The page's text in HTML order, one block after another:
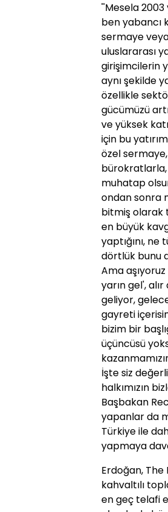
''Mesela 2003
ben yabancı
sermaye veya
uluslararası
girişimcilerin
aynı şekilde
özellikle
gücümüzü
ve yüksek
için bu
özel
bürokratlarla,
muhatap
ondan sonra
bitmiş olarak
en büyük
yaptığını, ne
dörtlük bunu
Ama
yarın gel',
geliyor,
gayreti
bizim bir
üçüncüsü
İşte siz
halkımızın
Başbakan
yapanlar da
Türkiye ile
yapmaya
Erdoğan, The
kahvaltılı
en geç telafi